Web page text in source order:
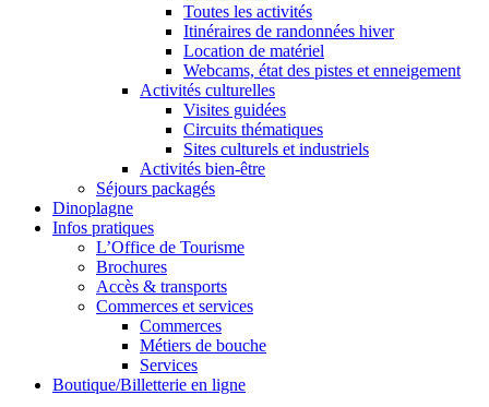
Toutes les activités
Itinéraires de randonnées hiver
Location de matériel
Webcams, état des pistes et enneigement
Activités culturelles
Visites guidées
Circuits thématiques
Sites culturels et industriels
Activités bien-être
Séjours packagés
Dinoplagne
Infos pratiques
L’Office de Tourisme
Brochures
Accès & transports
Commerces et services
Commerces
Métiers de bouche
Services
Boutique/Billetterie en ligne